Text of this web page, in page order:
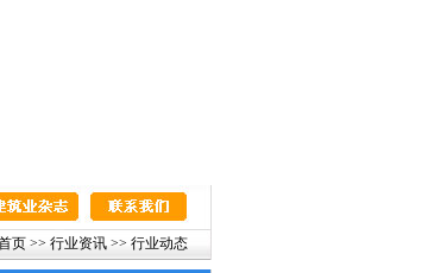
页 >> 行业资讯 >> 行业动态